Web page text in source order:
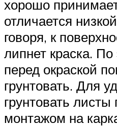
хорошо
отличается
говоря, к
липнет краска.
перед окраской
грунтовать. Для
грунтовать листы
монтажом на